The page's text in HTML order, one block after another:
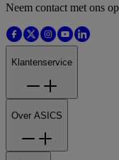
Neem contact met ons op
Klantenservice
Over ASICS